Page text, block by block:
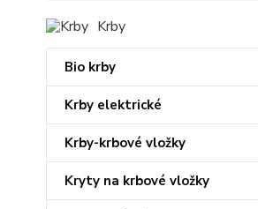
Krby
Bio krby
Krby elektrické
Krby-krbové vložky
Kryty na krbové vložky